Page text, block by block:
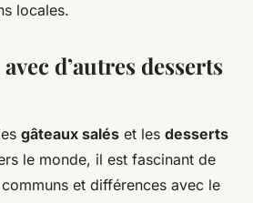
locales.
d’autres desserts
gâteaux salés et les desserts
le monde, il est fascinant de
et différences avec le